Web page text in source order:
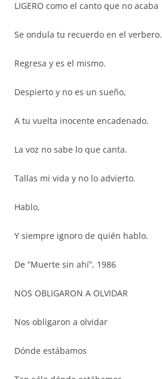
LIGERO como el canto que no acaba
Se ondula tu recuerdo en el verbero.
Regresa y es el mismo.
Despierto y no es un sueño,
A tu vuelta inocente encadenado.
La voz no sabe lo que canta.
Tallas mi vida y no lo advierto.
Hablo,
Y siempre ignoro de quién hablo.
De “Muerte sin ahí”, 1986
NOS OBLIGARON A OLVIDAR
Nos obligaron a olvidar
Dónde estábamos